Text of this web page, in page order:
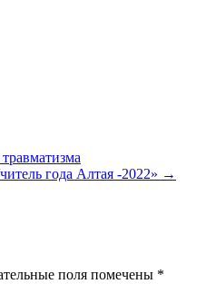
года Алтая -2022» →
поля помечены *